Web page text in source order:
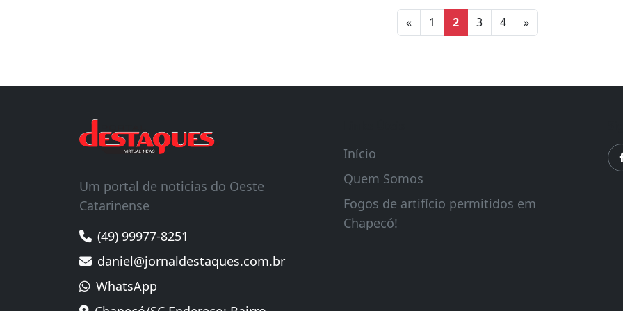
« 1 2 3 4 »
Um portal de noticias do Oeste
Catarinense
(49) 99977-8251
daniel@jornaldestaques.com.br
WhatsApp
Início
Quem Somos
Fogos de artifício permitidos em
Chapecó!